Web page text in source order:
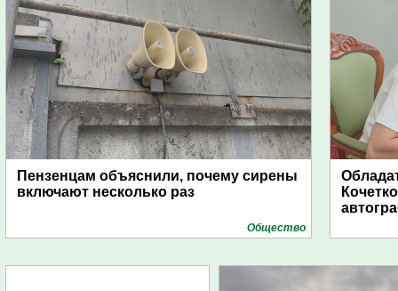
Пензенцам объяснили, почему сирены
включают несколько раз
Общество